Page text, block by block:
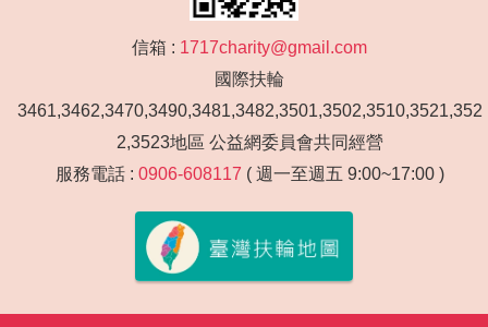
信箱 : 1717charity@gmail.com
國際扶輪
3461,3462,3470,3490,3481,3482,3501,3502,3510,3521,352
2,3523地區 公益網委員會共同經營
服務電話 : 0906-608117 ( 週一至週五 9:00~17:00 )